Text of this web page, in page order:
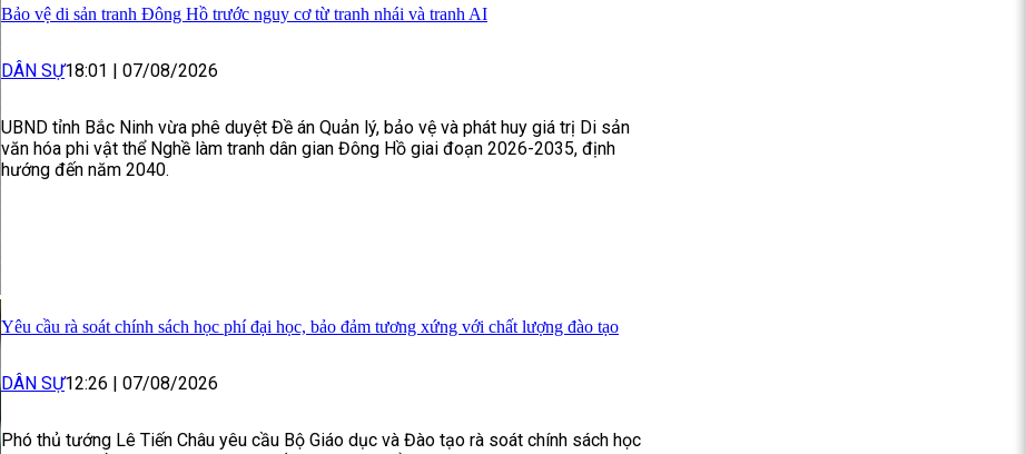
Bảo vệ di sản tranh Đông Hồ trước nguy cơ từ tranh nhái và tranh AI
DÂN SỰ18:01 | 07/08/2026
UBND tỉnh Bắc Ninh vừa phê duyệt Đề án Quản lý, bảo vệ và phát huy giá trị Di sản
văn hóa phi vật thể Nghề làm tranh dân gian Đông Hồ giai đoạn 2026-2035, định
hướng đến năm 2040.
Yêu cầu rà soát chính sách học phí đại học, bảo đảm tương xứng với chất lượng đào tạo
DÂN SỰ12:26 | 07/08/2026
Phó thủ tướng Lê Tiến Châu yêu cầu Bộ Giáo dục và Đào tạo rà soát chính sách học